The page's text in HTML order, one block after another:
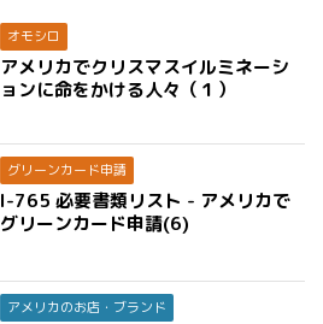
オモシロ
アメリカでクリスマスイルミネーシ
ョンに命をかける人々（１）
グリーンカード申請
I-765 必要書類リスト - アメリカで
グリーンカード申請(6)
アメリカのお店・ブランド